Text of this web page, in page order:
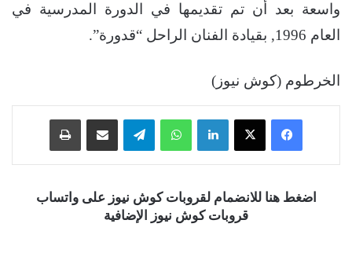
واسعة بعد أن تم تقديمها في الدورة المدرسية في
العام 1996, بقيادة الفنان الراحل “قدورة”.
الخرطوم (كوش نيوز)
فيسبوك ‫X لينكدإن واتساب تيلقرام
اضغط هنا للانضمام لقروبات كوش نيوز على واتساب
قروبات كوش نيوز الإضافية